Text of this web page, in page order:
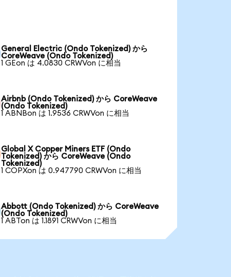
General Electric (Ondo Tokenized) から
CoreWeave (Ondo Tokenized)
1 GEon は 4.0830 CRWVon に相当
Airbnb (Ondo Tokenized) から CoreWeave
(Ondo Tokenized)
1 ABNBon は 1.9536 CRWVon に相当
Global X Copper Miners ETF (Ondo
Tokenized) から CoreWeave (Ondo
Tokenized)
1 COPXon は 0.947790 CRWVon に相当
Abbott (Ondo Tokenized) から CoreWeave
(Ondo Tokenized)
1 ABTon は 1.1891 CRWVon に相当